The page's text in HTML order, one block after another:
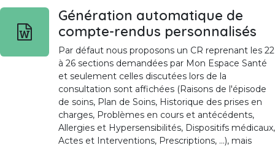
Génération automatique de
compte-rendus personnalisés
Par défaut nous proposons un CR reprenant les 22
à 26 sections demandées par Mon Espace Santé
et seulement celles discutées lors de la
consultation sont affichées (Raisons de l'épisode
de soins, Plan de Soins, Historique des prises en
charges, Problèmes en cours et antécédents,
Allergies et Hypersensibilités, Dispositifs médicaux,
Actes et Interventions, Prescriptions, ...), mais